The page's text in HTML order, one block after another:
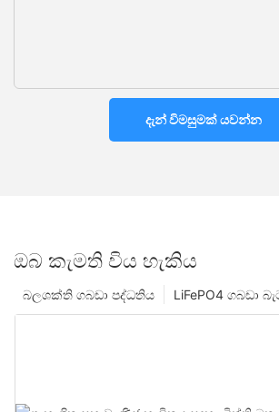
දැන් විමසුමක් යවන්න
ඔබ කැමති විය හැකිය
LiFePO4 ගබඩා
බලශක්ති ගබඩා පද්ධතිය